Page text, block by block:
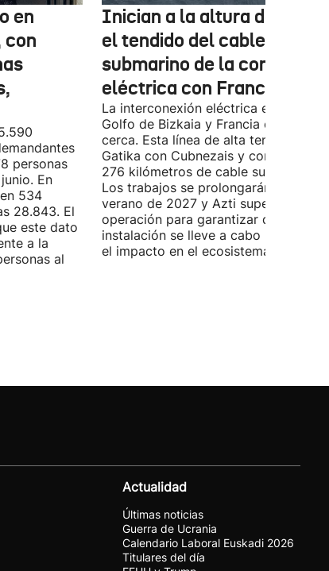
en
con
personas
En
534
28.843. El
este dato
a la
al
Inician a la altura de
el tendido del cable
submarino de la conexión
eléctrica con Francia
La interconexión eléctrica entre el
Golfo de Bizkaia y Francia está más
cerca. Esta línea de alta tensión unirá
Gatika con Cubnezais y contará con
276 kilómetros de cable submarino.
Los trabajos se prolongarán hasta
verano de 2027 y Azti supervisará la
operación para garantizar que la
instalación se lleve a cabo
el impacto en el ecosistema marino.
Actualidad
Últimas noticias
Guerra de Ucrania
Calendario Laboral Euskadi 2026
Titulares del día